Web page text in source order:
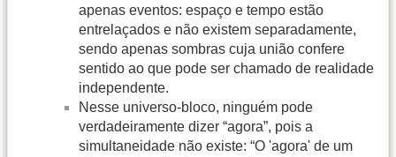
apenas eventos: espaço e tempo estão
entrelaçados e não existem separadamente,
sendo apenas sombras cuja união confere
sentido ao que pode ser chamado de realidade
independente.
Nesse universo-bloco, ninguém pode
verdadeiramente dizer “agora”, pois a
simultaneidade não existe: “O 'agora' de um